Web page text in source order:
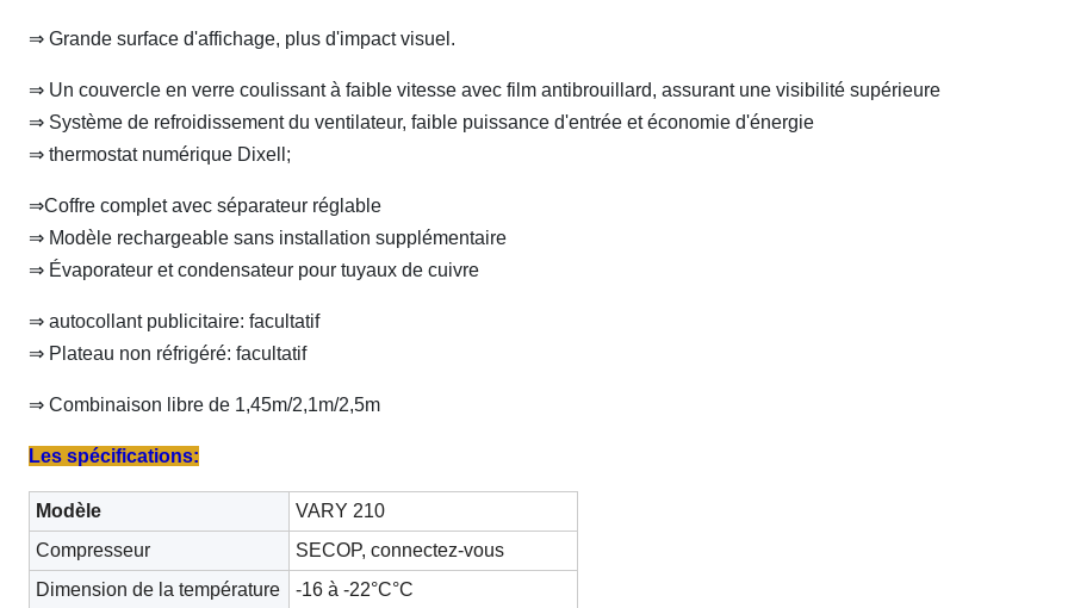
⇒ Grande surface d'affichage, plus d'impact visuel.
⇒ Un couvercle en verre coulissant à faible vitesse avec film antibrouillard, assurant une visibilité supérieure
⇒ Système de refroidissement du ventilateur, faible puissance d'entrée et économie d'énergie
⇒ thermostat numérique Dixell;
⇒Coffre complet avec séparateur réglable
⇒ Modèle rechargeable sans installation supplémentaire
⇒ Évaporateur et condensateur pour tuyaux de cuivre
⇒ autocollant publicitaire: facultatif
⇒ Plateau non réfrigéré: facultatif
⇒ Combinaison libre de 1,45m/2,1m/2,5m
Les spécifications:
Modèle
VARY 210
Compresseur
SECOP, connectez-vous
Dimension de la température
-16 à -22°C°C